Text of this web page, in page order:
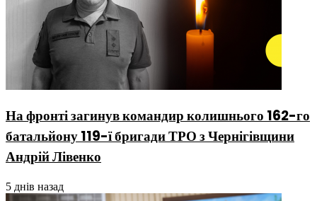
На фронті загинув командир колишнього 162-го
батальйону 119-ї бригади ТРО з Чернігівщини
Андрій Лівенко
5 днів назад